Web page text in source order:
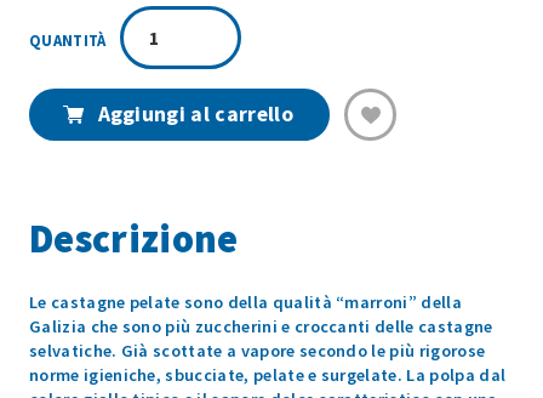
CASTAGNE
PELATE
1KG
Aggiungi al carrello
Descrizione
Le castagne pelate sono della qualità “marroni” della
Galizia che sono più zuccherini e croccanti delle castagne
selvatiche. Già scottate a vapore secondo le più rigorose
norme igieniche, sbucciate, pelate e surgelate. La polpa dal